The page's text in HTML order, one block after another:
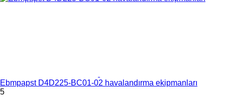
Ebmpapst D4D225-BC01-02 havalandırma ekipmanları
5